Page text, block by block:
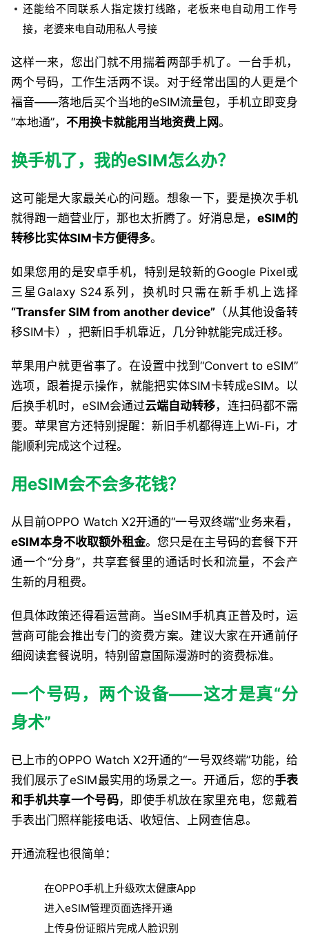
还能给不同联系人指定拨打线路，老板来电自动用工作号
接，老婆来电自动用私人号接
这样一来，您出门就不用揣着两部手机了。一台手机，
两个号码，工作生活两不误。对于经常出国的人更是个
福音——落地后买个当地的eSIM流量包，手机立即变身
“本地通”， 不用换卡就能用当地资费上网。
换手机了，我的eSIM怎么办？
这可能是大家最关心的问题。想象一下，要是换次手机
就得跑一趟营业厅，那也太折腾了。好消息是， eSIM的
转移比实体SIM卡方便得多。
如果您用的是安卓手机，特别是较新的Google Pixel或
三星Galaxy S24系列，换机时只需在新手机上选择
“Transfer SIM from another device” （从其他设备转
移SIM卡），把新旧手机靠近，几分钟就能完成迁移。
苹果用户就更省事了。在设置中找到“Convert to eSIM”
选项，跟着提示操作，就能把实体SIM卡转成eSIM。以
后换手机时，eSIM会通过云端自动转移，连扫码都不需
要。苹果官方还特别提醒：新旧手机都得连上Wi-Fi，才
能顺利完成这个过程。
用eSIM会不会多花钱？
从目前OPPO Watch X2开通的“一号双终端”业务来看，
eSIM本身不收取额外租金。您只是在主号码的套餐下开
通一个“分身”，共享套餐里的通话时长和流量，不会产
生新的月租费。
但具体政策还得看运营商。当eSIM手机真正普及时，运
营商可能会推出专门的资费方案。建议大家在开通前仔
细阅读套餐说明，特别留意国际漫游时的资费标准。
一个号码，两个设备——这才是真“分
身术”
已上市的OPPO Watch X2开通的“一号双终端”功能，给
我们展示了eSIM最实用的场景之一。开通后，您的手表
和手机共享一个号码，即使手机放在家里充电，您戴着
手表出门照样能接电话、收短信、上网查信息。
开通流程也很简单：
在OPPO手机上升级欢太健康App
进入eSIM管理页面选择开通
上传身份证照片完成人脸识别